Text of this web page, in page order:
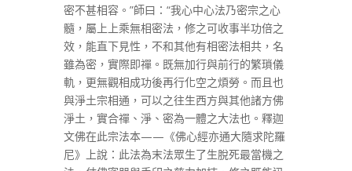
密不甚相容。”師曰：“我心中心法乃密宗之心
髓，屬上上乘無相密法，修之可收事半功倍之
效，能直下見性，不和其他有相密法相共，名
雖為密，實際即禪。既無加行與前行的繁瑣儀
軌，更無觀相成功後再行化空之煩勞。而且也
與淨土宗相通，可以之往生西方與其他諸方佛
淨土，實合禪、淨、密為一體之大法也。釋迦
文佛在此宗法本——《佛心經亦通大隨求陀羅
尼》上說：此法為末法眾生了生脫死最當機之